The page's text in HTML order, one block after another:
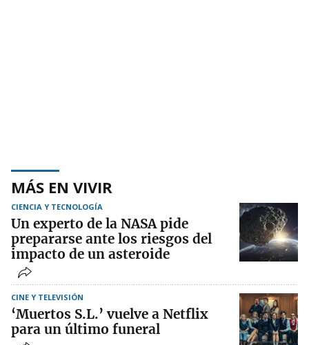
MÁS EN VIVIR
CIENCIA Y TECNOLOGÍA
Un experto de la NASA pide
prepararse ante los riesgos del
impacto de un asteroide
CINE Y TELEVISIÓN
‘Muertos S.L.’ vuelve a Netflix
para un último funeral